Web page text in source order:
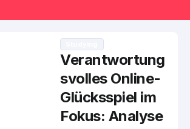
Verantwortung
svolles Online-
Glücksspiel im
Fokus: Analyse